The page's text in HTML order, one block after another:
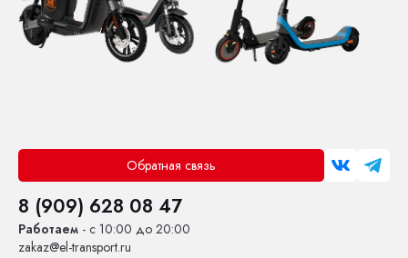
Обратная связь
8 (909) 628 08 47
Работаем - с 10:00 до 20:00
zakaz@el-transport.ru